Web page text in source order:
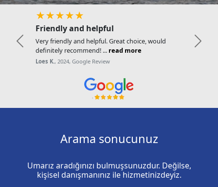
★★★★★
Friendly and helpful
Very friendly and helpful. Great choice, would
definitely recommend! ... read more
Loes K., 2024, Google Review
Previous Next
Arama sonucunuz
Umarız aradığınızı bulmuşsunuzdur. Değilse,
kişisel danışmanınız ile hizmetinizdeyiz.